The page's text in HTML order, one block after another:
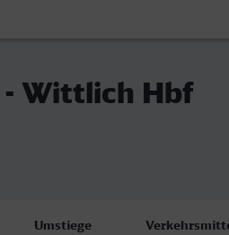
- Wittlich Hbf
Umstiege